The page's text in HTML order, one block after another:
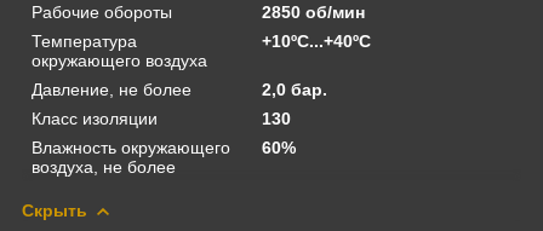
Рабочие обороты
2850 об/мин
Температура
окружающего воздуха
+10ºС...+40ºС
Давление, не более
2,0 бар.
Класс изоляции
130
Влажность окружающего
воздуха, не более
60%
Скрыть